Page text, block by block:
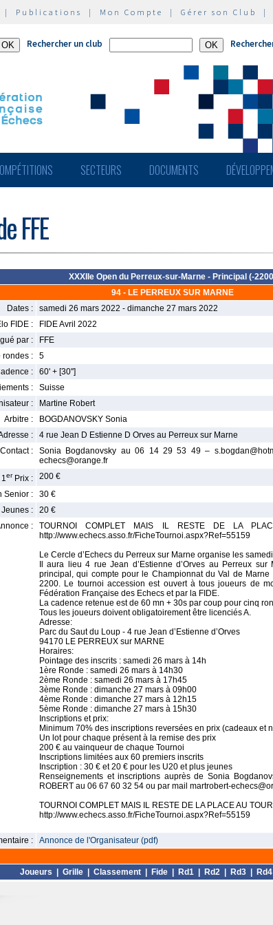
| Publications | Mon Compte | Gérer son Club |
Rechercher un club
SECTEURS DOCUMENTS
FFE
XXXIIe Open du Perreux-sur-Marne - Principal (-
94 - LE PERREUX SUR MARNE
Dates :
samedi 26 mars 2022 - dimanche 27 mars 2022
FIDE :
FIDE Avril 2022
par :
FFE
rondes :
5
:
60' + [30'']
:
Suisse
:
Martine Robert
Arbitre :
BOGDANOVSKY Sonia
:
4 rue Jean D Estienne D Orves au Perreux sur Marne
Contact :
Sonia Bogdanovsky au 06 14 29 53 49 –
echecs@orange.fr
1er Prix :
200 €
Senior :
30 €
Jeunes :
20 €
:
TOURNOI COMPLET MAIS IL RESTE DE LA
http://www.echecs.asso.fr/FicheTournoi.aspx?Ref=55159
Le Cercle d’Echecs du Perreux sur Marne organise les
Il aura lieu 4 rue Jean d’Estienne d’Orves au Perreux
principal, qui compte pour le Championnat du Val de
2200. Le tournoi accession est ouvert à tous joueurs de
Fédération Française des Echecs et par la FIDE.
La cadence retenue est de 60 mn + 30s par coup pour cinq
Tous les joueurs doivent obligatoirement être licenciés A.
Adresse:
Parc du Saut du Loup - 4 rue Jean d’Estienne d’Orves
94170 LE PERREUX sur MARNE
Horaires:
Pointage des inscrits : samedi 26 mars à 14h
1ère Ronde : samedi 26 mars à 14h30
2ème Ronde : samedi 26 mars à 17h45
3ème Ronde : dimanche 27 mars à 09h00
4ème Ronde : dimanche 27 mars à 12h15
5ème Ronde : dimanche 27 mars à 15h30
Inscriptions et prix:
Minimum 70% des inscriptions reversées en prix (cadeaux et
Un lot pour chaque présent à la remise des prix
200 € au vainqueur de chaque Tournoi
Inscriptions limitées aux 60 premiers inscrits
Inscription : 30 € et 20 € pour les U20 et plus jeunes
Renseignements et inscriptions auprès de Sonia
ROBERT au 06 67 60 32 54 ou par mail martrobert-
TOURNOI COMPLET MAIS IL RESTE DE LA PLACE AU
http://www.echecs.asso.fr/FicheTournoi.aspx?Ref=55159
: Annonce de l'Organisateur (pdf)
Joueurs Grille Classement Fide Rd1 Rd2 Rd3 Rd4